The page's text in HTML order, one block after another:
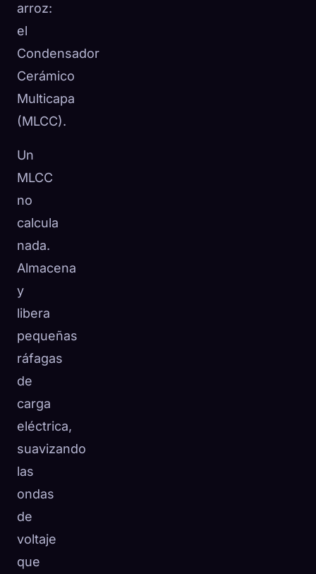
arroz:
el
Condensador
Cerámico
Multicapa
(MLCC).
Un
MLCC
no
calcula
nada.
Almacena
y
libera
pequeñas
ráfagas
de
carga
eléctrica,
suavizando
las
ondas
de
voltaje
que